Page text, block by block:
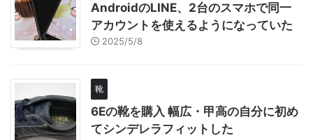
AndroidのLINE、2台のスマホで同一
アカウントを使えるようになっていた
2025/5/8
靴
6Eの靴を購入 幅広・甲高の自分に初め
てシンデレラフィットした